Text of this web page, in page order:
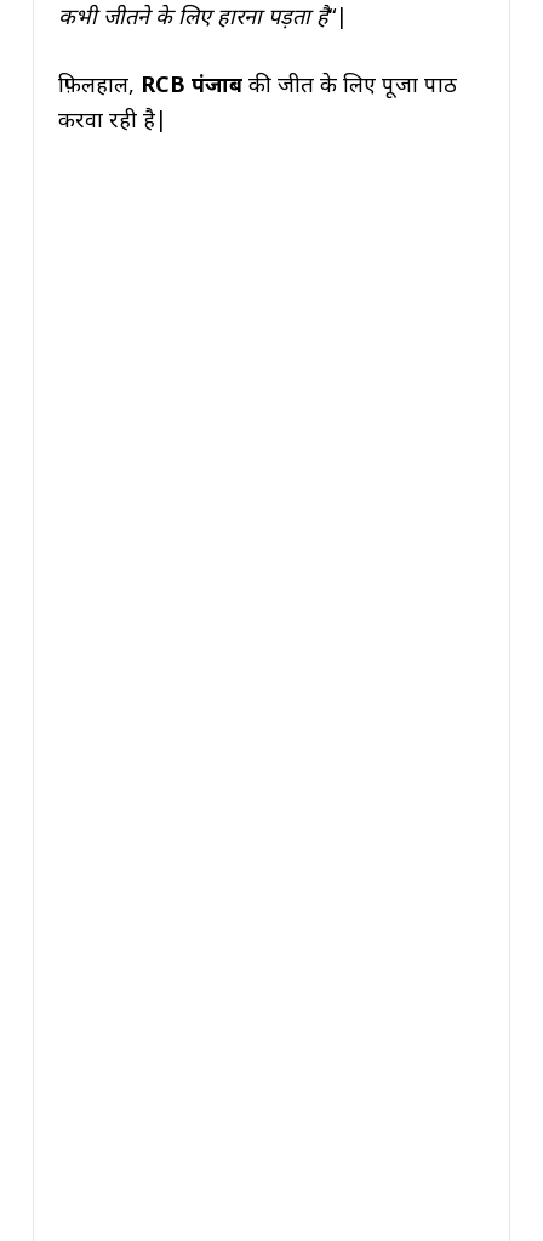
कभी जीतने के लिए हारना पड़ता है“|
फ़िलहाल, RCB पंजाबकी जीत के लिए पूजा पाठ
करवा रही है|